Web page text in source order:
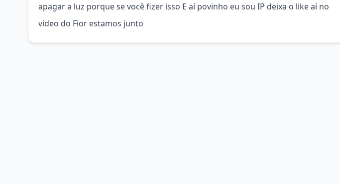
apagar a luz porque se você fizer isso E aí povinho eu sou IP deixa o like aí no
vídeo do Fior estamos junto